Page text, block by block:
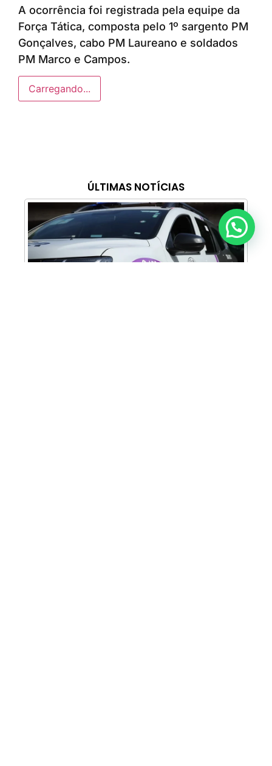
ÚLTIMAS NOTÍCIAS
A ocorrência foi registrada pela equipe da
Força Tática, composta pelo 1º sargento PM
Gonçalves, cabo PM Laureano e soldados
PM Marco e Campos.
Carregando...
Anunciar ou recomendar matéria